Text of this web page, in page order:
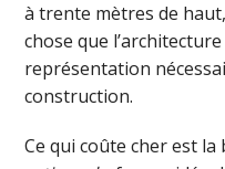
à trente mètres de
chose que
représentation
construction.
Ce qui coûte cher est la